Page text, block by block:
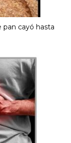
pan cayó hasta